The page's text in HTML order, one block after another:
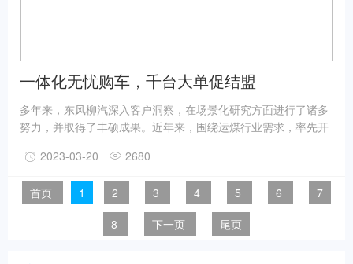
一体化无忧购车，千台大单促结盟
多年来，东风柳汽深入客户洞察，在场景化研究方面进行了诸多
努力，并取得了丰硕成果。近年来，围绕运煤行业需求，率先开
母车，匹配定制化挂车，整车一体化重量比行业同类竞品轻2吨
以上，确保每趟双车可合规多拉2吨，综合算下来每年可多赚10
万元。在快递快运领域，乘龙9米6大单桥凭借最大容积、省油、
高效、舒适等优势，早已享誉业界，成为圆通、中通、顺丰、申
通等头部快递公司战略合作车型，身影遍布祖国各地。
2023-03-20 2680
首页 1 2 3 4 5 6
7
8
下一页 尾页